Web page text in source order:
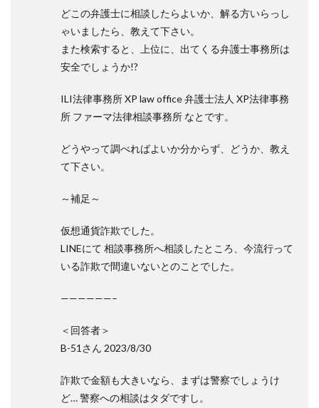
どこの弁護士に相談したらよいか、解る方いらっし
ゃいましたら、教えて下さい。
また検索すると、上位に、出てくる弁護士事務所は
安全でしょうか!?
ILI法律事務所 XP law office 弁護士法人 XP法律事務
所 ファーマ法律相談事務所 なとです。
どうやって調べればよいか分からず、どうか、教え
て下さい。
～補足～
仮想通貨詐欺でした。
LINEにて 相談事務所へ相談したところ、今流行って
いる詐欺で間違いないとのことでした。
——————–
＜回答者＞
B-51さん 2023/8/30
詐欺で金額も大きいなら、まずは警察でしょうけ
ど… 警察への相談はタダですし。